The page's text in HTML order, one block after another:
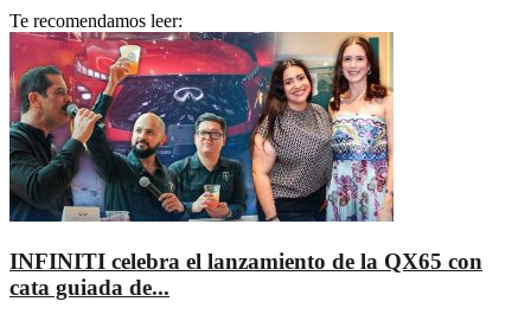
Te recomendamos leer:
INFINITI celebra el lanzamiento de la QX65 con
cata guiada de...